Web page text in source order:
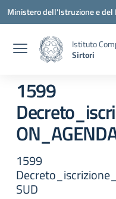
Vai ai contenuti
Vai al menu di navigazione
Vai al footer
Ministero dell'Istruzione e del
Istituto
Sirtori
1599
1599
SUD